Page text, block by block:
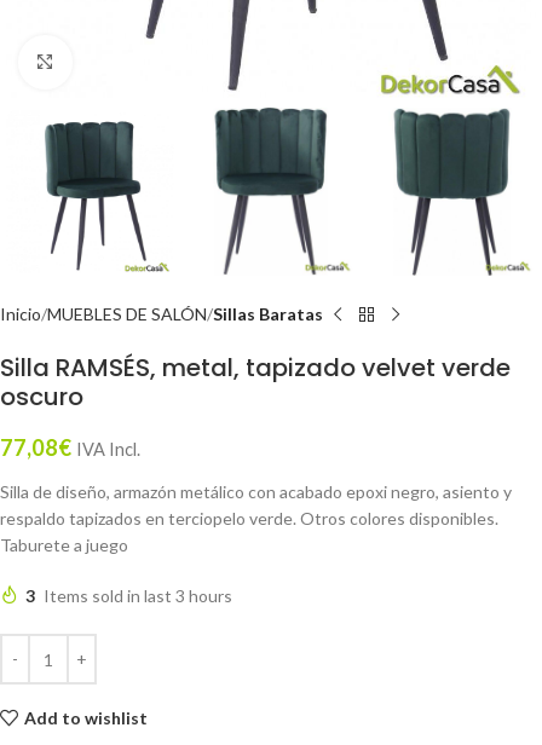
Inicio MUEBLES DE SALÓN Sillas Baratas
Silla RAMSÉS, metal, tapizado velvet verde
oscuro
77,08€ IVA Incl.
Silla de diseño, armazón metálico con acabado epoxi negro, asiento y
respaldo tapizados en terciopelo verde. Otros colores disponibles.
Taburete a juego
3 Items sold in last 3 hours
Add to wishlist